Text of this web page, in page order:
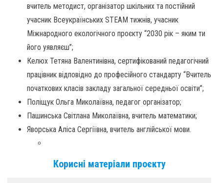
вчитель методист, організатор шкільних та постійний
учасник Всеукраїнських STEAM тижнів, учасник
Міжнародного екологічного проєкту “2030 рік – яким ти
його уявляєш”;
Келюх Тетяна Валентинівна, сертифікований педагогічний
працівник відповідно до професійного стандарту “Вчитель
початкових класів закладу загальної середньої освіти”;
Поліщук Ольга Миколаївна, педагог організатор;
Пашинська Світлана Миколаївна, вчитель математики;
Яворська Аліса Сергіївна, вчитель англійської мови.
Корисні матеріали проєкту